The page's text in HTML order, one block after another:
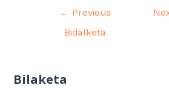
← Previous
Bidalketa
Bilaketa